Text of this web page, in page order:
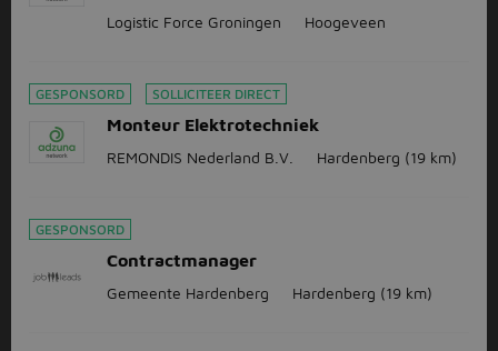
Logistic Force Groningen Hoogeveen
GESPONSORD SOLLICITEER DIRECT
Monteur Elektrotechniek
REMONDIS Nederland B.V. Hardenberg (19 km)
GESPONSORD
Contractmanager
Gemeente Hardenberg Hardenberg (19 km)